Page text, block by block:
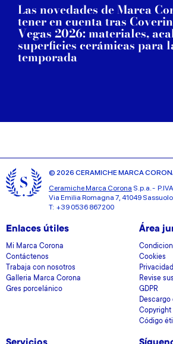
Las novedades de Marca
tener en cuenta tras
Vegas 2026: materiales,
superficies cerámicas para
temporada
© 2026 CERAMICHE MARCA
Ceramiche Marca Corona S.p.a. -
Via Emilia Romagna 7, 41049
T: +39 0536 867200
Enlaces útiles
Mi Marca Corona
Contáctenos
Trabaja con nosotros
Galleria Marca Corona
Gres porcelánico
Área
Cookies
Privacidad
Revise
GDPR
Copyright
Código